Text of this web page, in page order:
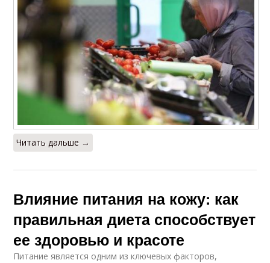
Читать дальше →
Влияние питания на кожу: как
правильная диета способствует
ее здоровью и красоте
Питание является одним из ключевых факторов,